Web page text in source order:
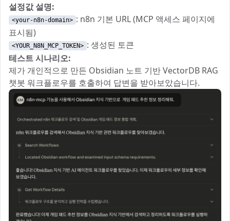
설정값 설명:
<your-n8n-domain> : n8n 기본 URL (MCP 액세스 페이지에
표시됨)
<YOUR_N8N_MCP_TOKEN> : 생성된 토큰
테스트 시나리오:
제가 개인적으로 만든 Obsidian 노트 기반 VectorDB RAG
챗봇 워크플로우를 호출하여 답변을 받아보았습니다.